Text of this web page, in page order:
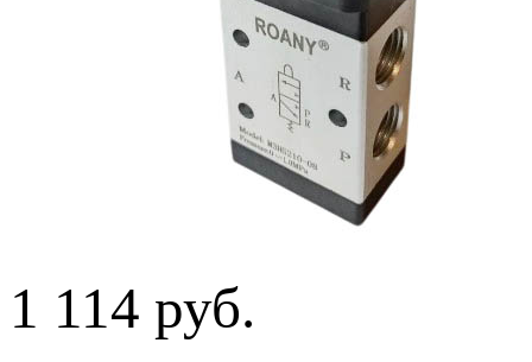
1 114 руб.